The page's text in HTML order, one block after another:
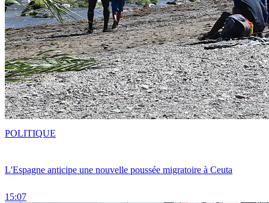
L'Espagne anticipe une nouvelle poussée migratoire à Ceuta
15:07
POLITIQUE